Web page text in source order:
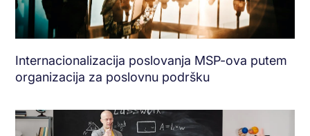
Internacionalizacija poslovanja MSP-ova putem
organizacija za poslovnu podršku